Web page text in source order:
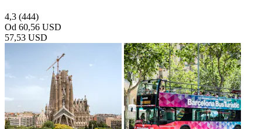
4,3 (444)
Od 60,56 USD
57,53 USD